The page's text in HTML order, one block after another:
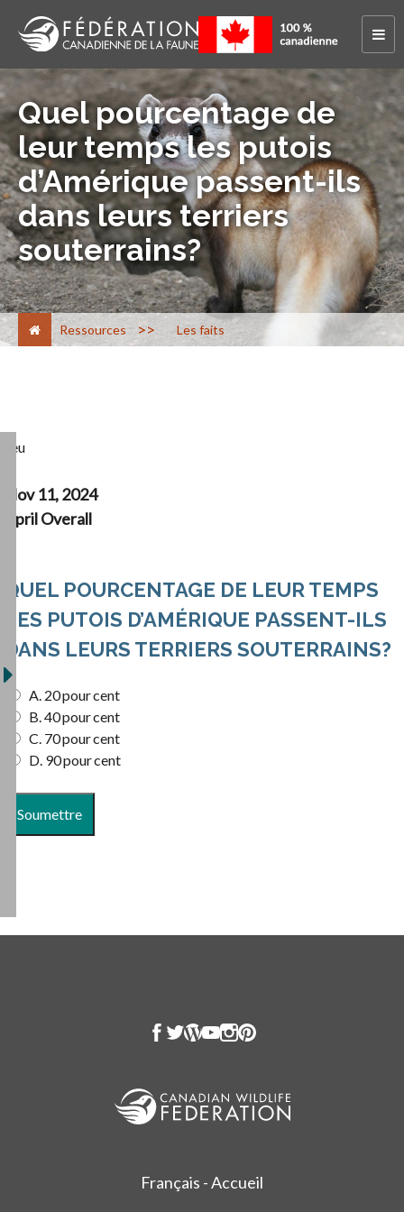
Quel pourcentage de
leur temps les putois
d’Amérique passent-ils
dans leurs terriers
souterrains?
Ressources > Les faits
Jeu
Nov 11, 2024
April Overall
QUEL POURCENTAGE DE LEUR TEMPS
LES PUTOIS D’AMÉRIQUE PASSENT-ILS
DANS LEURS TERRIERS SOUTERRAINS?
A. 20 pour cent
B. 40 pour cent
C. 70 pour cent
D. 90 pour cent
Français - Accueil